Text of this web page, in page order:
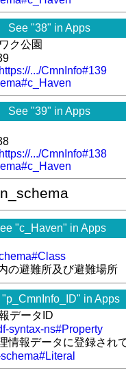
See "38" in Apps
ク公園
https://.../CmnInfo#139
See "39" in Apps
https://.../CmnInfo#138
"c_Haven" in Apps
の避難所及び避難場所
"p_CmnInfo_ID" in Apps
データID
syntax-ns#Property
情報データに登録され